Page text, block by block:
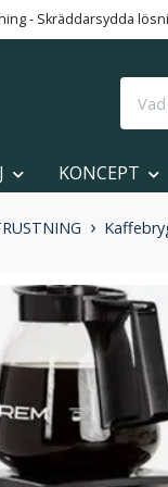
- Skräddarsydda
KONCEPT